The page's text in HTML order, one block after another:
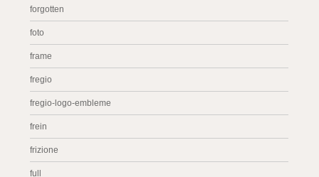
forgotten
foto
frame
fregio
fregio-logo-embleme
frein
frizione
full